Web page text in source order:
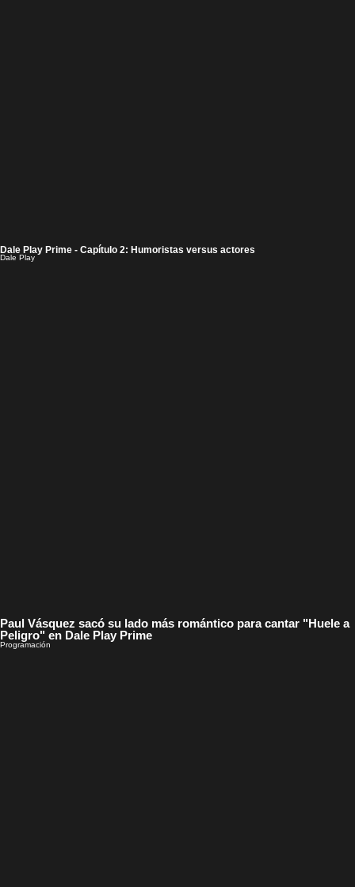
Dale Play Prime - Capítulo 2: Humoristas versus actores
Dale Play
Paul Vásquez sacó su lado más romántico para cantar "Huele a
Peligro" en Dale Play Prime
Programación